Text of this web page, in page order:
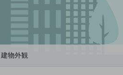
建物外観